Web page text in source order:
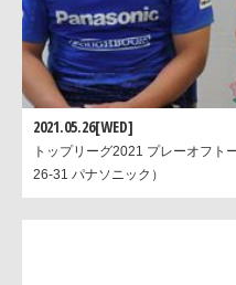
2021.05.26[WED]
トップリーグ2021 プレーオフト
26-31 パナソニック）